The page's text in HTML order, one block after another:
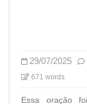
29/07/2025
671 words
Essa oração